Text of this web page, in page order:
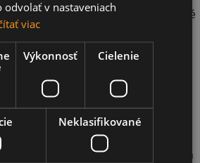
je hosť povinný uzavrieť vodovodné
zatvoriť okná a balkónové dvere,
odovzdať na recepcii.
prísne zakázané okrem na to
Pri porušení tohto zákazu sa
50 eur.
nie je vhodné ponechávať deti
dospelých v izbe a ani v ostatných
odvolať v nastaveniach
viac
Výkonnosť Cielenie
Neklasifikované